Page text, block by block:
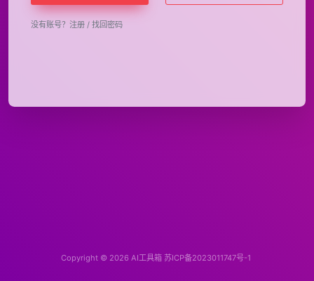
没有账号？ 注册 / 找回密码
Copyright © 2026 AI工具箱 苏ICP备2023011747号-1